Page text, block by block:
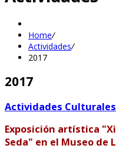
Home/
Actividades/
2017
2017
Actividades
Exposición artística
Seda" en el Museo de